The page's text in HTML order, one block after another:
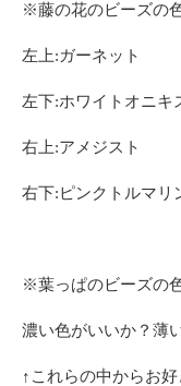
※藤の花のビーズの
左上:ガーネット
左下:ホワイトオニキ
右上:アメジスト
右下:ピンクトルマリ
※葉っぱのビーズの
濃い色がいいか？薄
↑これらの中からお